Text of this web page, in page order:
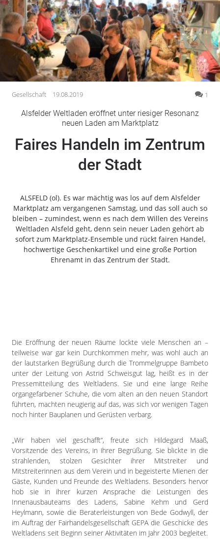
Gesundheit
Kultur
Lifestyle
Wirtschaft
Vogelsberg
Alsfeld
Lauterbach
Romrod
Homberg
Antrifttal
Feldatal
Freiensteinau
Gemünden
Grebenau
Ulrichstein
Wartenberg
Schwalm
Fulda
Gießen
Impressum
Datenschutzerklärung
Gesellschaft 19.08.2019 1
Alsfelder Weltladen eröffnet unter riesiger Resonanz
neuen Laden am Marktplatz
Faires Handeln im Zentrum
der Stadt
ALSFELD (ol). Es war mächtig was los auf dem Alsfelder
Marktplatz am vergangenen Samstag, und das soll auch so
bleiben – zumindest, wenn es nach dem Willen des Vereins
Weltladen Alsfeld geht, denn sein neuer Laden gehört ab
sofort zum Marktplatz-Ensemble und rückt fairen Handel,
hochwertige Geschenkartikel und eine große Portion
Ehrenamt in das Zentrum der Stadt.
Die Eröffnung der neuen Räume lockte viele Menschen an –
teilweise war gar kein Durchkommen mehr, was wohl auch an
der lautstarken Begrüßung durch die Trommelgruppe Bambeto
unter der Leitung von Astrid Schweisgut lag, heißt es in der
Pressemitteilung des Weltladens. Sie und eine lange Reihe
organgefarbener Schuhe, die vom alten an den neuen Standort
führten, machten neugierig auf das, was sich vor wenigen Tagen
noch hinter Bauplanen und Gerüsten verbarg.
„Wir haben viel geschafft“, freute sich Hildegard Maaß,
Vorsitzende des Vereins, in ihrer Begrüßung. Sie blickte in die
strahlenden, stolzen Gesichter ihrer Mitstreiter und
Mitstreiterinnen aus dem Verein und in begeisterte Mienen der
Gäste, Kunden und Freunde des Weltladens. Besonders hervor
hob sie in ihrer kurzen Ansprache die Leistungen des
Innenausbauteams des Ladens, Sabine Kehm und Gerd
Heylmann, sowie die Beraterleistungen von Bede Godwyll, der
im Auftrag der Fairhandelsgesellschaft GEPA die Geschicke des
Weltladens seit Beginn seiner Aktivitäten im Jahr 2003 begleitet.